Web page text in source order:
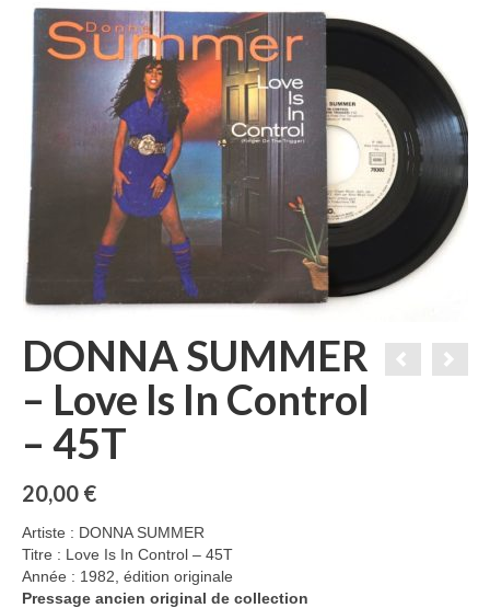
DONNA SUMMER
– Love Is In Control
– 45T
20,00 €
Artiste : DONNA SUMMER
Titre : Love Is In Control – 45T
Année : 1982, édition originale
Pressage ancien original de collection